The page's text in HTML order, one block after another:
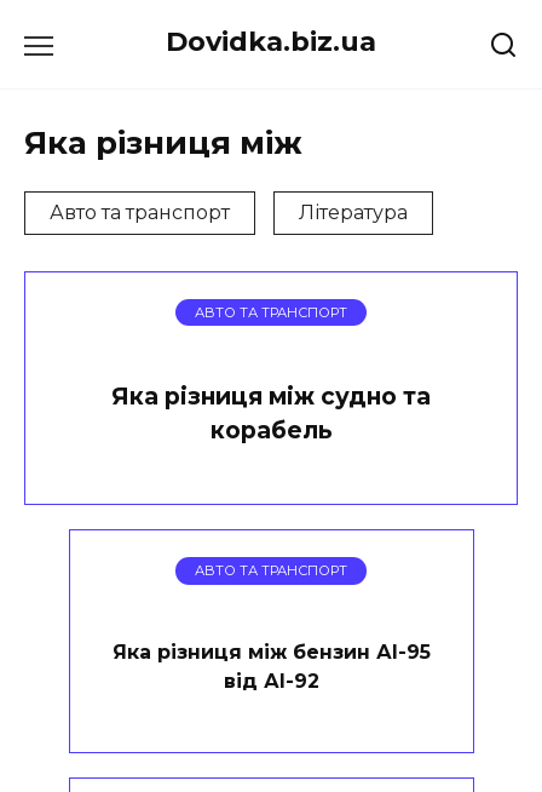
до
Dovidka.biz.ua
Яка різниця між
Авто та транспорт Література
АВТО ТА ТРАНСПОРТ
Яка різниця між судно та
корабель
АВТО ТА ТРАНСПОРТ
Яка різниця між бензин АІ-95
від АІ-92